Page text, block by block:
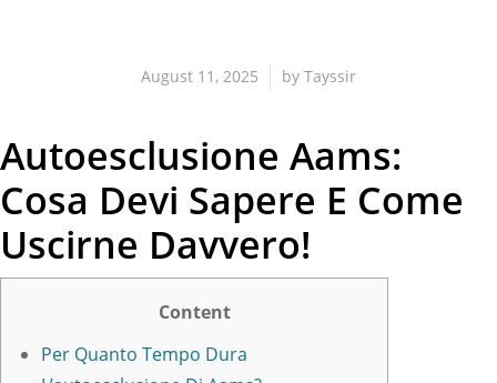
August 11, 2025 by Tayssir
Autoesclusione Aams:
Cosa Devi Sapere E Come
Uscirne Davvero!
Content
Per Quanto Tempo Dura